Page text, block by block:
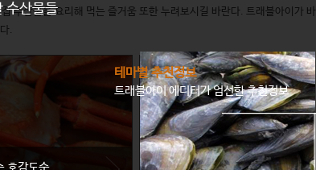
수산물을 요리해 먹는 즐거움 또한 누려보시길 바란다. 트래블아이가 바
.
,호감도순
수산물들
테마별 추천정보
트래블아이 에디터가 엄선한 추천정보